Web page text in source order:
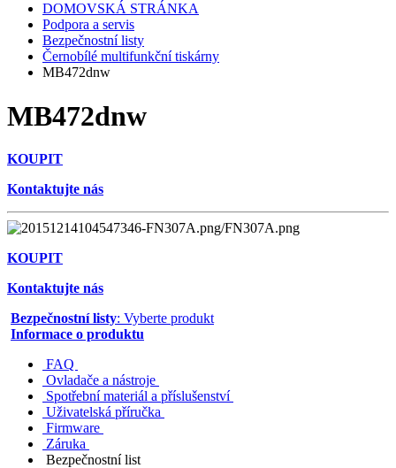
DOMOVSKÁ STRÁNKA
Podpora a servis
Bezpečnostní listy
Černobílé multifunkční tiskárny
MB472dnw
MB472dnw
KOUPIT
Kontaktujte nás
KOUPIT
Kontaktujte nás
Bezpečnostní listy: Vyberte produkt
Informace o produktu
FAQ
Ovladače a nástroje
Spotřební materiál a příslušenství
Uživatelská příručka
Firmware
Záruka
Bezpečnostní list